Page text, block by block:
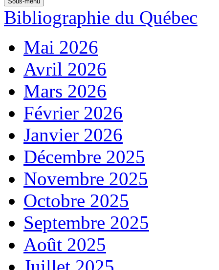
Bibliographie du Québec
Mai 2026
Avril 2026
Mars 2026
Février 2026
Janvier 2026
Décembre 2025
Novembre 2025
Octobre 2025
Septembre 2025
Août 2025